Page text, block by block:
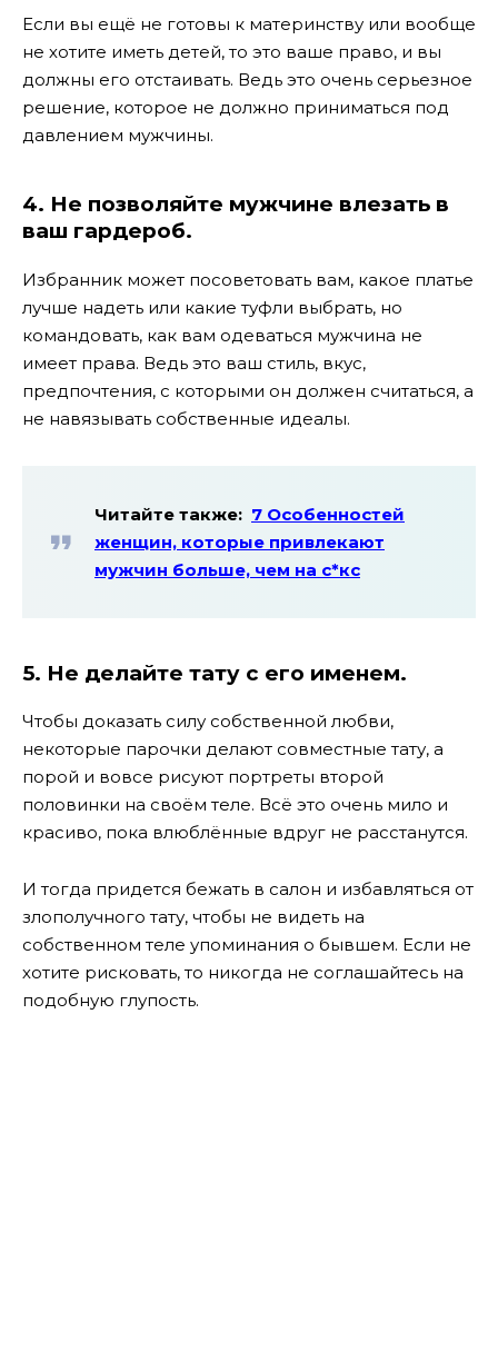
Если вы ещё не готовы к материнству или вообще
не хотите иметь детей, то это ваше право, и вы
должны его отстаивать. Ведь это очень серьезное
решение, которое не должно приниматься под
давлением мужчины.
4. Не позволяйте мужчине влезать в
ваш гардероб.
Избранник может посоветовать вам, какое платье
лучше надеть или какие туфли выбрать, но
командовать, как вам одеваться мужчина не
имеет права. Ведь это ваш стиль, вкус,
предпочтения, с которыми он должен считаться, а
не навязывать собственные идеалы.
Читайте также: 7 Особенностей
женщин, которые привлекают
мужчин больше, чем на с*кс
5. Не делайте тату с его именем.
Чтобы доказать силу собственной любви,
некоторые парочки делают совместные тату, а
порой и вовсе рисуют портреты второй
половинки на своём теле. Всё это очень мило и
красиво, пока влюблённые вдруг не расстанутся.
И тогда придется бежать в салон и избавляться от
злополучного тату, чтобы не видеть на
собственном теле упоминания о бывшем. Если не
хотите рисковать, то никогда не соглашайтесь на
подобную глупость.